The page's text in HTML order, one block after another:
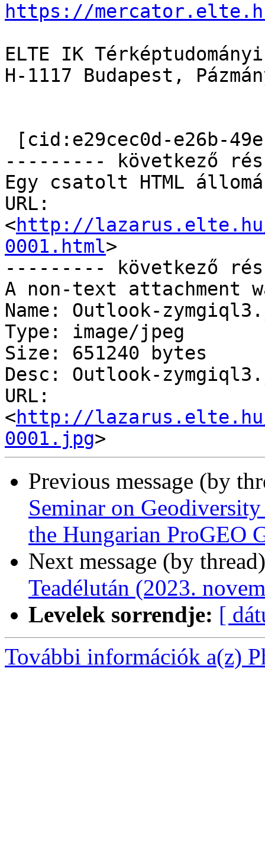
https://
ELTE IK
H-1117 Budapest,
--------- következő
Egy csatolt HTML
URL:
<http://lazarus.elte.hu/
0001.html>
--------- következő
A non-text attachment
Name: Outlook-
Type: image/jpeg
Size: 651240 bytes
Desc: Outlook-
URL:
<http://lazarus.elte.hu/
0001.jpg
Previous message (by
Seminar on
the Hungarian ProGEO
Next message (by
Teadélután (2023.
Levelek sorrendje: [
További információk a(z)